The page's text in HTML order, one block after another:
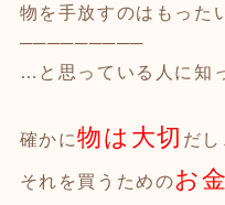
物を手放すのはもった
─────────
…と思っている人に知
確かに物は大切 だし
それを買うためのお